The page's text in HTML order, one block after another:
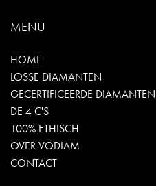
MENU
HOME
LOSSE DIAMANTEN
GECERTIFICEERDE DIAMANTEN
DE 4 C'S
100% ETHISCH
OVER VODIAM
CONTACT